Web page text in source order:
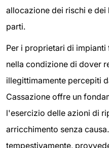
allocazione dei rischi e
parti.
Per i proprietari di
nella condizione di dover
illegittimamente percepiti
Cassazione offre un
l'esercizio delle azioni di
arricchimento senza
tempestivamente,